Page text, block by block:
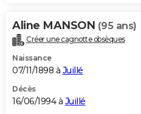
Aline MANSON (95 ans)
Créer une cagnotte obsèques
Naissance
07/11/1898 à Juillé
Décès
16/06/1994 à Juillé